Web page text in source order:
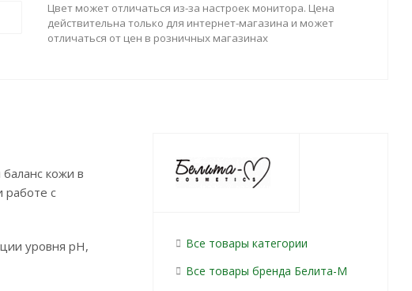
Цвет может отличаться из-за настроек монитора. Цена
действительна только для интернет-магазина и может
отличаться от цен в розничных магазинах
кожи в
работе с
уровня рН,
Все товары категории
Все товары бренда Белита-М